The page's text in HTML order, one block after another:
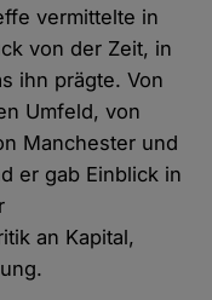
vermittelte in
von der Zeit, in
ihn prägte. Von
Umfeld, von
Manchester und
er gab Einblick in
an Kapital,